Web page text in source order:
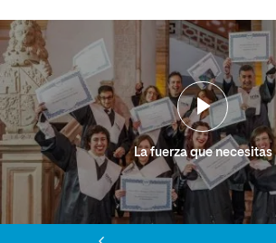
La fuerza que necesitas